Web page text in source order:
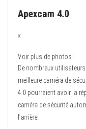
Apexcam 4.0
×
Voir plus de photos !
De nombreux
meilleure caméra de
4.0 pourraient avoir la
caméra de sécurité
l’arrière.